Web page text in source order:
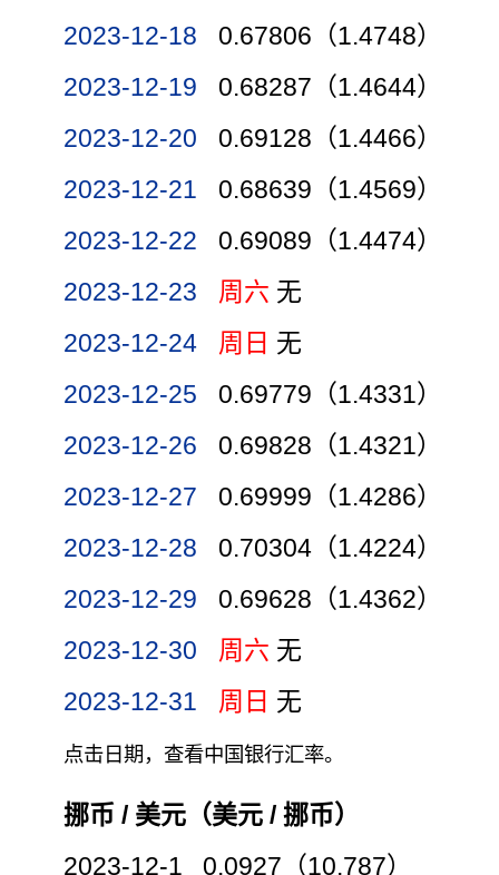
2023-12-18
0.67806（1.4748）
2023-12-19
0.68287（1.4644）
2023-12-20
0.69128（1.4466）
2023-12-21
0.68639（1.4569）
2023-12-22
0.69089（1.4474）
2023-12-23
周六 无
2023-12-24
周日 无
2023-12-25
0.69779（1.4331）
2023-12-26
0.69828（1.4321）
2023-12-27
0.69999（1.4286）
2023-12-28
0.70304（1.4224）
2023-12-29
0.69628（1.4362）
2023-12-30
周六 无
2023-12-31
周日 无
点击日期，查看中国银行汇率。
挪币 / 美元（美元 / 挪币）
2023-12-1 0.0927（10.787）